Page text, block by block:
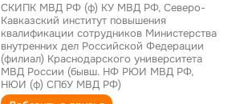
СКИПК МВД РФ (ф) КУ МВД РФ, Северо-
Кавказский институт повышения
квалификации сотрудников Министерства
внутренних дел Российской Федерации
(филиал) Краснодарского университета
МВД России (бывш. НФ РЮИ МВД РФ,
НЮИ (ф) СПбУ МВД РФ)